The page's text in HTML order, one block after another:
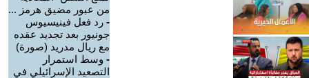
من عبور مضيق هرمز ...
- رد فعل فينيسيوس
جونيور بعد تجديد عقده
مع ريال مدريد (صورة)
- وسط استمرار
التصعيد الإسرائيلي في